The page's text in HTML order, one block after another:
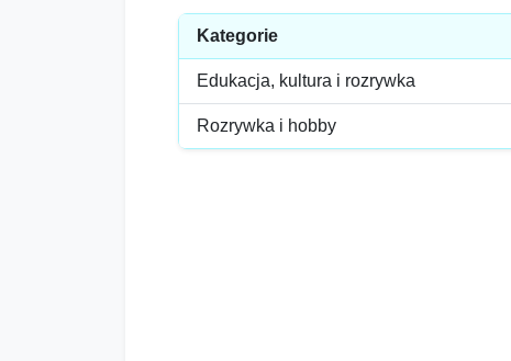
Kategorie
Edukacja, kultura i rozrywka
Rozrywka i hobby